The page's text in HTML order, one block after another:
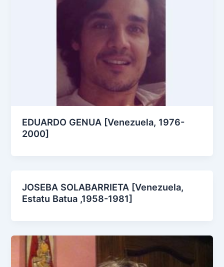
EDUARDO GENUA [Venezuela, 1976-
2000]
JOSEBA SOLABARRIETA [Venezuela,
Estatu Batua ,1958-1981]